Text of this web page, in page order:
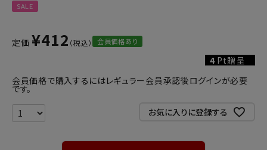
SALE
定価 ¥412 会員価格あり
4 Pt贈呈
会員価格で購入するにはレギュラー会員承認後ログインが必要
です。
お気に入りに登録する